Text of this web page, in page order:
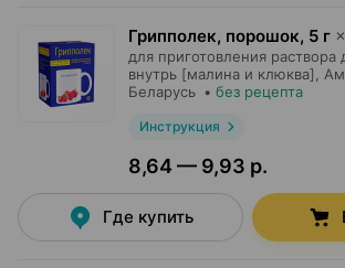
Грипполек, порошок, 5 г ×
для приготовления раствора
внутрь [малина и клюква],
Беларусь • без рецепта
Инструкция
8,64 — 9,93 р.
Где купить